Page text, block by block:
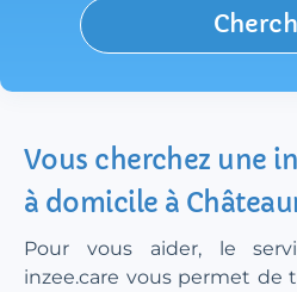
Vous cherchez une
à domicile à
Pour vous aider, le
inzee.care vous permet